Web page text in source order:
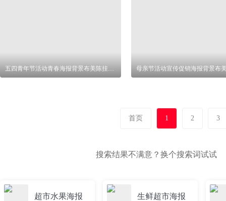
五四青年节活动青春海报背景布美陈挂布条幅
首页 1 2 3
搜索结果不满意？换个搜索词试试
超市水果海报 生鲜超市海报